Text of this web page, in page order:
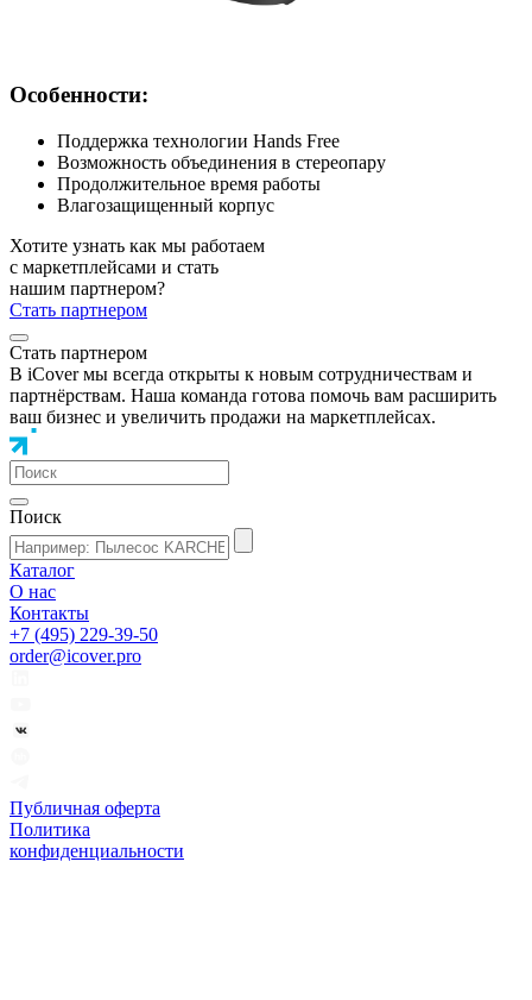
Особенности:
Поддержка технологии Hands Free
Возможность объединения в стереопару
Продолжительное время работы
Влагозащищенный корпус
Хотите узнать как мы работаем
с маркетплейсами и стать
нашим партнером?
Стать партнером
Стать партнером
В iCover мы всегда открыты к новым сотрудничествам и
партнёрствам. Наша команда готова помочь вам расширить
ваш бизнес и увеличить продажи на маркетплейсах.
Поиск
Каталог
О нас
Контакты
+7 (495) 229-39-50
order@icover.pro
Публичная оферта
Политика
конфиденциальности